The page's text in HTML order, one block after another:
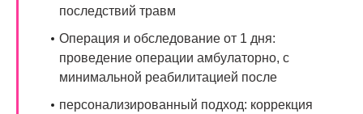
последствий травм
Операция и обследование от 1 дня:
проведение операции амбулаторно, с
минимальной реабилитацией после
персонализированный подход: коррекция